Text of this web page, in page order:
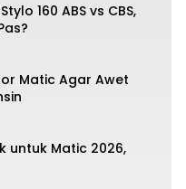
160 ABS vs CBS,
Matic Agar Awet
untuk Matic 2026,